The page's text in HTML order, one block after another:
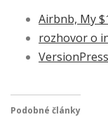
Airbnb, My
rozhovor o
Podobné články